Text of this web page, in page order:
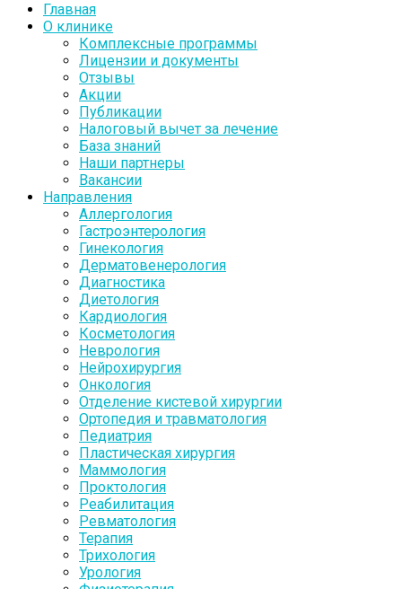
Главная
О клинике
Комплексные программы
Лицензии и документы
Отзывы
Акции
Публикации
Налоговый вычет за лечение
База знаний
Наши партнеры
Вакансии
Направления
Аллергология
Гастроэнтерология
Гинекология
Дерматовенерология
Диагностика
Диетология
Кардиология
Косметология
Неврология
Нейрохирургия
Онкология
Отделение кистевой хирургии
Ортопедия и травматология
Педиатрия
Пластическая хирургия
Маммология
Проктология
Реабилитация
Ревматология
Терапия
Трихология
Урология